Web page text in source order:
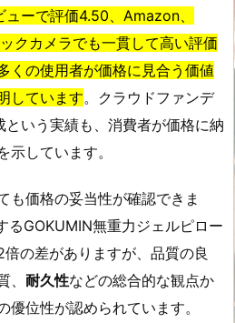
ーで評価4.50、Amazon、
クカメラでも一貫して高い評価
くの使用者が価格に見合う価値
しています。クラウドファンデ
いう実績も、消費者が価格に納
しています。
も価格の妥当性が確認できま
るGOKUMIN無重力ジェルピロー
の差がありますが、品質の良
耐久性などの総合的な観点か
優位性が認められています。